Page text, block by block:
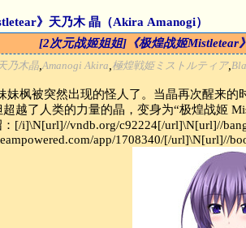
》天乃木 晶（Akira Amanogi）
[2次元战姬姐姐]《极煌战姬Mistletear
乃木晶 Amanogi Akira 極煌戦姫ミストルティア,
妹枫被突然出现的怪人 了。当晶再次醒来的
越了人类的力量的晶，变身为“极煌战姬
[/i]\N[url]//vndb.org/c92224[/url]\N[url]//
app/1708340/[/url]\N[url]//